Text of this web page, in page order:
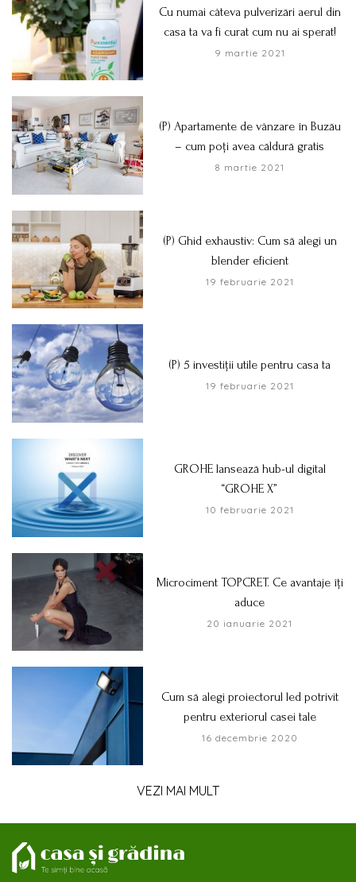
Cu numai câteva pulverizări aerul din
casa ta va fi curat cum nu ai sperat!
9 martie 2021
(P) Apartamente de vânzare în Buzău
– cum poți avea căldură gratis
8 martie 2021
(P) Ghid exhaustiv: Cum să alegi un
blender eficient
19 februarie 2021
(P) 5 investiții utile pentru casa ta
19 februarie 2021
GROHE lansează hub-ul digital
“GROHE X”
10 februarie 2021
Microciment TOPCRET. Ce avantaje îți
aduce
20 ianuarie 2021
Cum să alegi proiectorul led potrivit
pentru exteriorul casei tale
16 decembrie 2020
VEZI MAI MULT